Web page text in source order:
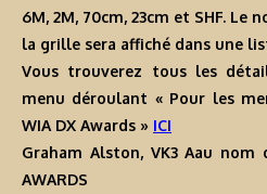
6M, 2M, 70cm, 23cm et SHF. Le
la grille sera affiché dans une
Vous trouverez tous les
menu déroulant « Pour les
WIA DX Awards » ICI
Graham Alston, VK3 Aau
AWARDS